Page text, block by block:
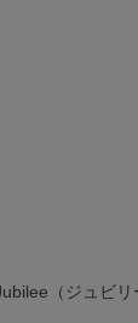
（ジュビリ